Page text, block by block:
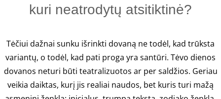
kuri neatrodytų atsitiktinė?
Tėčiui dažnai sunku išrinkti dovaną ne todėl, kad trūksta
variantų, o todėl, kad pati proga yra santūri. Tėvo dienos
dovanos neturi būti teatralizuotos ar per saldžios. Geriau
veikia daiktas, kurį jis realiai naudos, bet kuris turi mažą